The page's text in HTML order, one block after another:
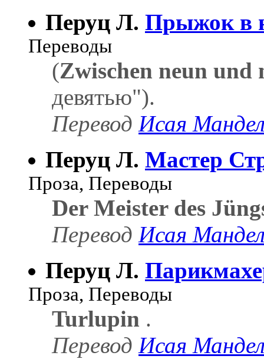
Перуц Л. Прыжок в
Переводы
(Zwischen neun und
девятью").
Перевод Исая
Перуц Л. Мастер
Проза, Переводы
Der Meister des
Перевод Исая
Перуц Л.
Проза, Переводы
Turlupin .
Перевод Исая